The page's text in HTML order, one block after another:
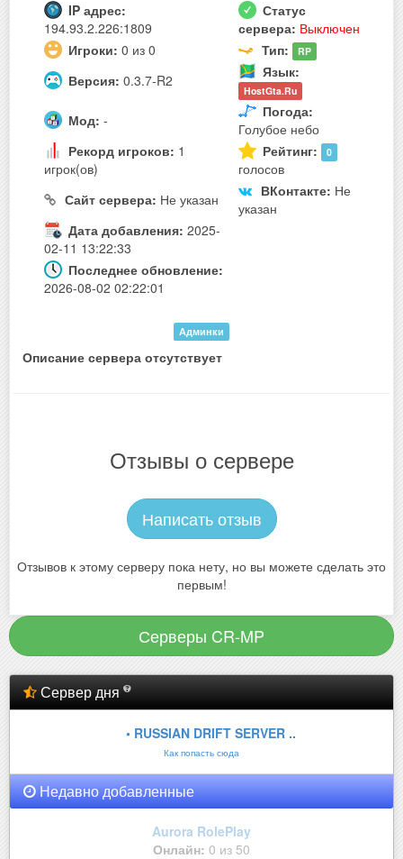
IP адрес:
194.93.2.226:1809
Статус
сервера: Выключен
Игроки: 0 из 0 Тип: RP
Версия: 0.3.7-R2 Язык:
HostGta.Ru
Мод: -
Погода:
Голубое небо
Рекорд игроков: 1
игрок(ов)
Рейтинг: 0
голосов
Сайт сервера: Не указан ВКонтакте: Не
указан
Дата добавления: 2025-
02-11 13:22:33
Последнее обновление:
2026-08-02 02:22:01
Админки
Описание сервера отсутствует
Отзывы о сервере
Написать отзыв
Отзывов к этому серверу пока нету, но вы можете сделать это
первым!
Серверы CR-MP
Сервер дня
• RUSSIAN DRIFT SERVER ..
Как попасть сюда
Недавно добавленные
Aurora RolePlay
Онлайн: 0 из 50